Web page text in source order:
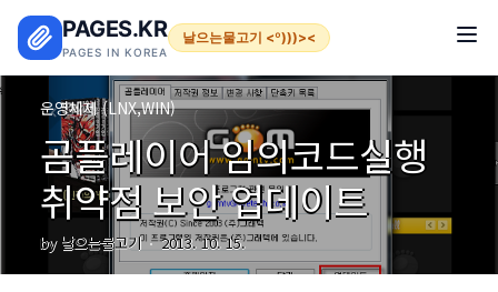
PAGES.KR
PAGES IN KOREA
날으는물고기 <º)))><
운영체제 (LNX,WIN)
곰플레이어 임의코드실행
취약점 보안 업데이트
by 날으는물고기 2013. 10. 15.